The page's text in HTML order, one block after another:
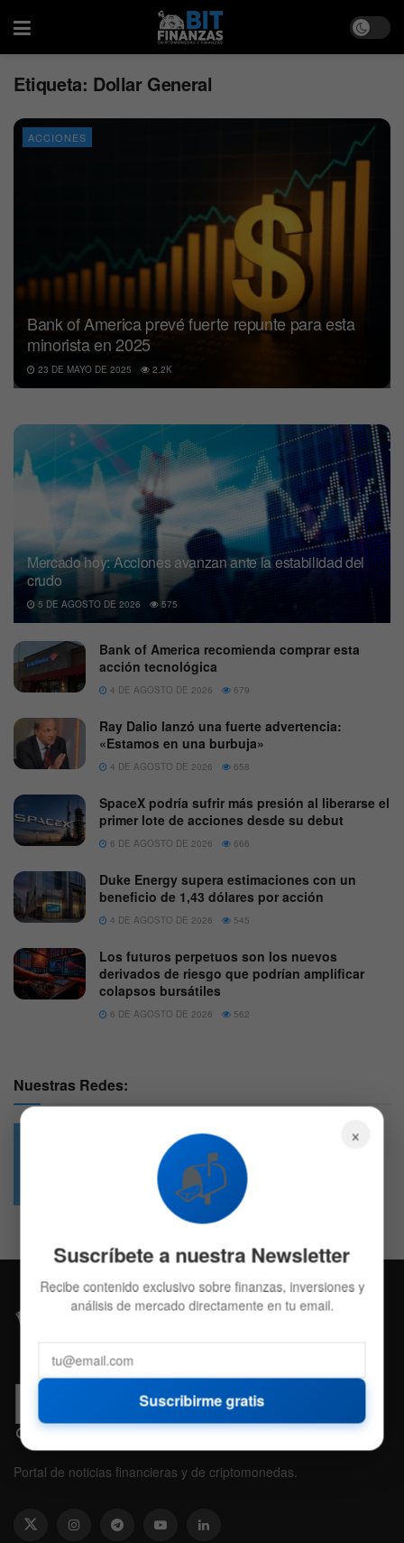
Etiqueta: Dollar General
ACCIONES
Bank of America prevé fuerte repunte para esta
minorista en 2025
23 DE MAYO DE 2025 2.2K
Mercado hoy: Acciones avanzan ante la estabilidad del
crudo
5 DE AGOSTO DE 2026 575
Bank of America recomienda comprar esta
acción tecnológica
4 DE AGOSTO DE 2026 679
Ray Dalio lanzó una fuerte advertencia:
«Estamos en una burbuja»
4 DE AGOSTO DE 2026 658
SpaceX podría sufrir más presión al liberarse el
primer lote de acciones desde su debut
6 DE AGOSTO DE 2026 666
Duke Energy supera estimaciones con un
beneficio de 1,43 dólares por acción
4 DE AGOSTO DE 2026 545
Los futuros perpetuos son los nuevos
derivados de riesgo que podrían amplificar
colapsos bursátiles
6 DE AGOSTO DE 2026 562
Nuestras Redes:
4.7k
Followers
Portal de noticias financieras y de criptomonedas.
×
📬
Suscríbete a nuestra Newsletter
Recibe contenido exclusivo sobre finanzas, inversiones y
análisis de mercado directamente en tu email.
Suscribirme gratis